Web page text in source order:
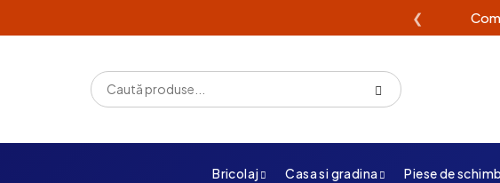
❮
Bricolaj Casa si gradina Piese de